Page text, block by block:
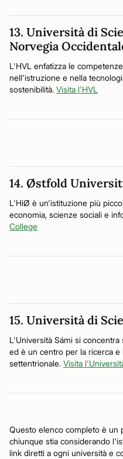
13. Università di
Norvegia
L'HVL enfatizza le
nell'istruzione e nella
sostenibilità. Visita l'HVL
14. Østfold
L'HiØ è un'istituzione più
economia, scienze sociali e
College
15. Università di
L'Università Sámi si
ed è un centro per la ricerca
settentrionale. Visita
Questo elenco completo è un
chiunque stia considerando
link diretti a ogni università e